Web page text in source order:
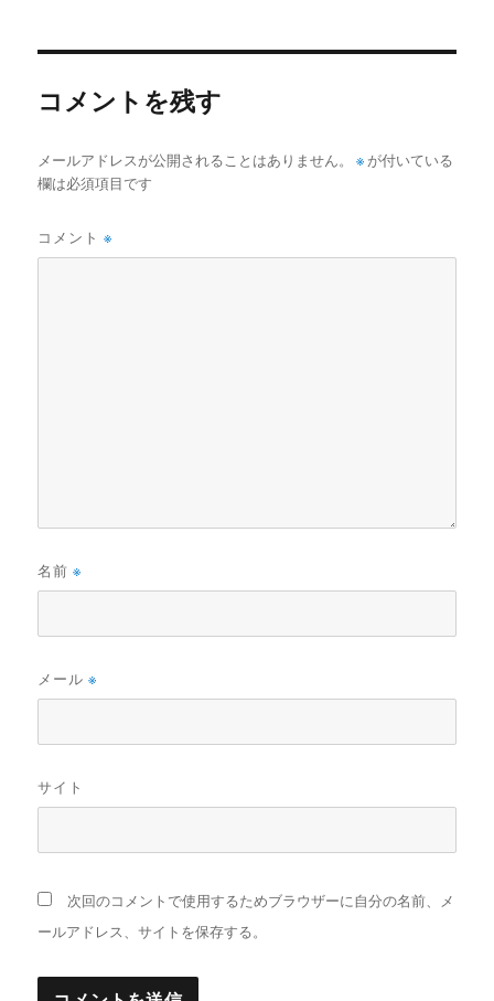
コメントを残す
メールアドレスが公開されることはありません。 ※ が付いている
欄は必須項目です
コメント※
名前※
メール※
サイト
次回のコメントで使用するためブラウザーに自分の名前、メ
ールアドレス、サイトを保存する。